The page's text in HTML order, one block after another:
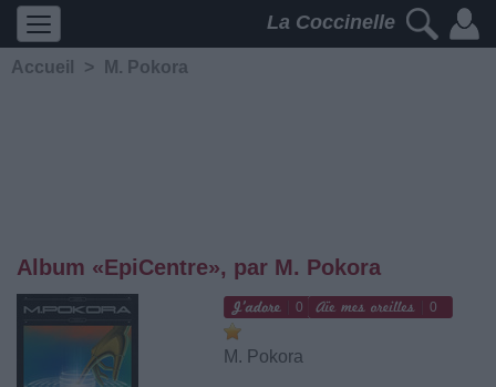
La Coccinelle
Accueil > M. Pokora
Album «EpiCentre», par M. Pokora
0 0
M. Pokora